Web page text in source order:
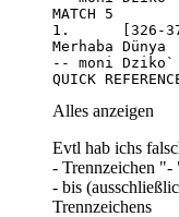
QUICK
Alles anzeigen
Evtl hab ichs
- Trennzeichen
- bis
Trennzeichens